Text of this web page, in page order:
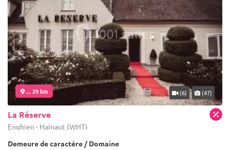
... 29 km (6) (47)
La Réserve
Enghien - Hainaut (WHT)
Demeure de caractère / Domaine